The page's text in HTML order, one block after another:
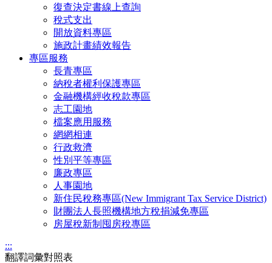
復查決定書線上查詢
稅式支出
開放資料專區
施政計畫績效報告
專區服務
長青專區
納稅者權利保護專區
金融機構經收稅款專區
志工園地
檔案應用服務
網網相連
行政救濟
性別平等專區
廉政專區
人事園地
新住民稅務專區(New Immigrant Tax Service District)
財團法人長照機構地方稅捐減免專區
房屋稅新制囤房稅專區
:::
翻譯詞彙對照表